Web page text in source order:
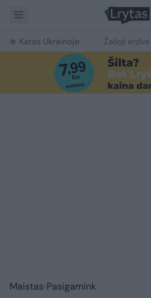
Karas Ukrainoje Žalioji erdvė
Maistas Pasigamink